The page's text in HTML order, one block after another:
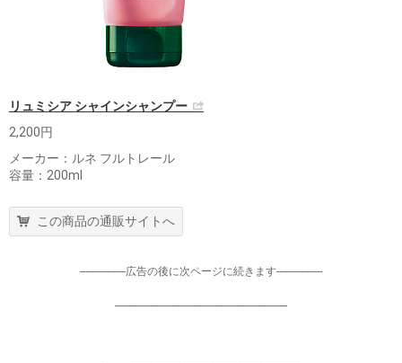
リュミシア シャインシャンプー
2,200円
メーカー：ルネ フルトレール
容量：200ml
この商品の通販サイトへ
-----------------広告の後に次ページに続きます-----------------
----------------------------------------------------------------